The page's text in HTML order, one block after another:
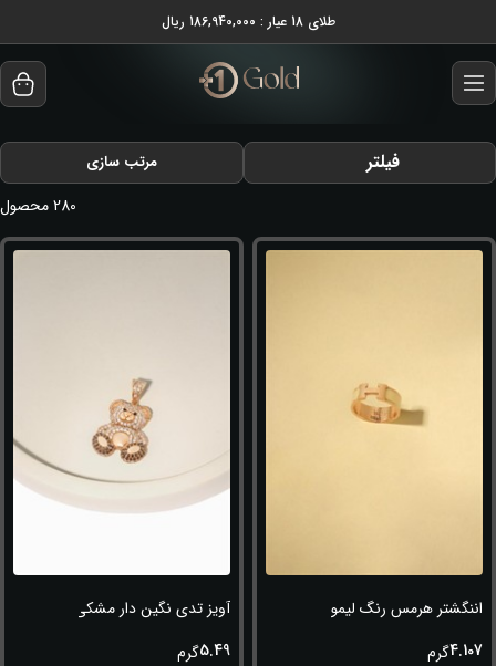
طلای 18 عیار : 186,940,000 ریال
فیلتر مرتب سازی
280محصول
اننگشتر هرمس رنگ لیمویی
4.107گرم
آویز تدی نگین دار مشکی
5.49گرم